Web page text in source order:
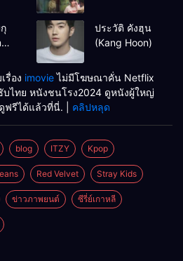
ประวัติ คังฮุน
(Kang Hoon)
รื่อง imovieไม่มีโฆษณาคั่น Netflix
บไทย หนังชนโรง2024 ดูหนังผู้ใหญ่
ฟรีได้แล้วที่นี่. | คลิปหลุด
blog ITZY Kpop
Red Velvet Stray Kids
ข่าวภาพยนต์ ซีรี่ย์เกาหลี